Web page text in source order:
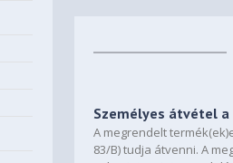
Személyes átvétel
A megrendelt
83/B) tudja átvenni. A